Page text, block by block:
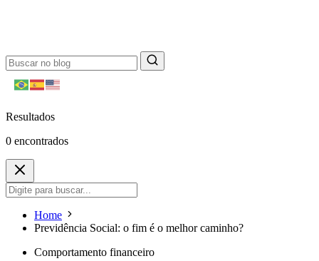
Resultados
0 encontrados
Home
Previdência Social: o fim é o melhor caminho?
Comportamento financeiro